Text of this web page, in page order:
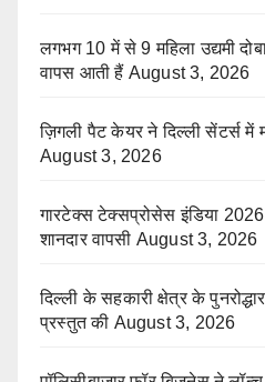
लगभग 10 में से 9 महिला उद्यमी
वापस आती हैं August 3, 2026
ज़िगली पैट केयर ने दिल्ली सेंटर्स में
August 3, 2026
गारटेक्स टेक्सप्रोसेस इंडिया
शानदार वापसी August 3, 2026
दिल्ली के सहकारी क्षेत्र के
प्रस्तुत की August 3, 2026